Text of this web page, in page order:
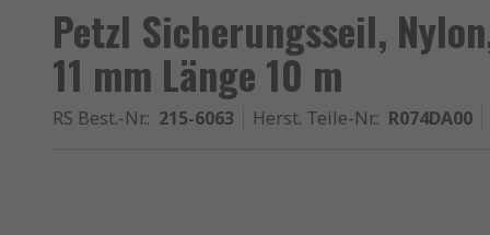
Petzl Sicherungsseil,
11 mm Länge 10 m
RS Best.-Nr.: 215-6063 Herst. Teile-Nr.: R074DA00